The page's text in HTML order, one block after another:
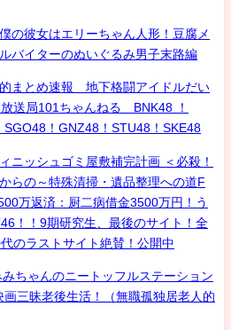
の彼女はエリーちゃん人形！豆腐メ
バイターのぬいぐるみ男子末路編
まとめ速報 地下格闘アイドルだい
送局101ちゃんねる BNK48 ！
！GNZ48！STU48！SKE48
ニッシュゴミ屋敷補完計画 ＜必殺！
らの～特殊清掃・遺品整理への道F
万返済：厨二病借金3500万円！う
！！9期研究生、最後のサイト！全
のラストサイト絶賛！公開中
ちゃんのニートッフルステーション
三昧老後生活！（無職孤独居老人的